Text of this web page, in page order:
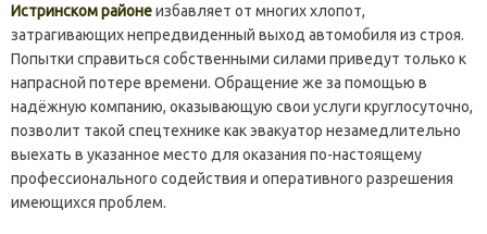
Истринском районеизбавляет от многих хлопот,
затрагивающих непредвиденный выход автомобиля из строя.
Попытки справиться собственными силами приведут только к
напрасной потере времени. Обращение же за помощью в
надёжную компанию, оказывающую свои услуги круглосуточно,
позволит такой спецтехнике как эвакуатор незамедлительно
выехать в указанное место для оказания по-настоящему
профессионального содействия и оперативного разрешения
имеющихся проблем.